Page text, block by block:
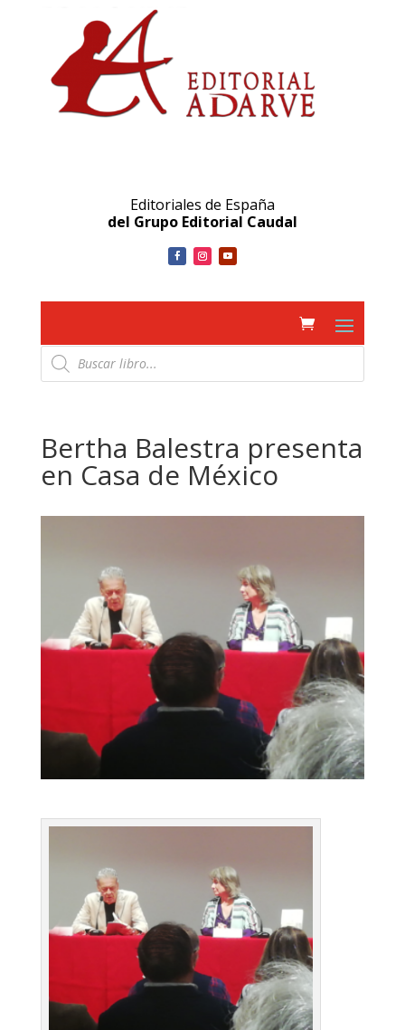
Editoriales de España
del Grupo Editorial Caudal
Búsqueda
de
productos
Bertha Balestra presenta
en Casa de México